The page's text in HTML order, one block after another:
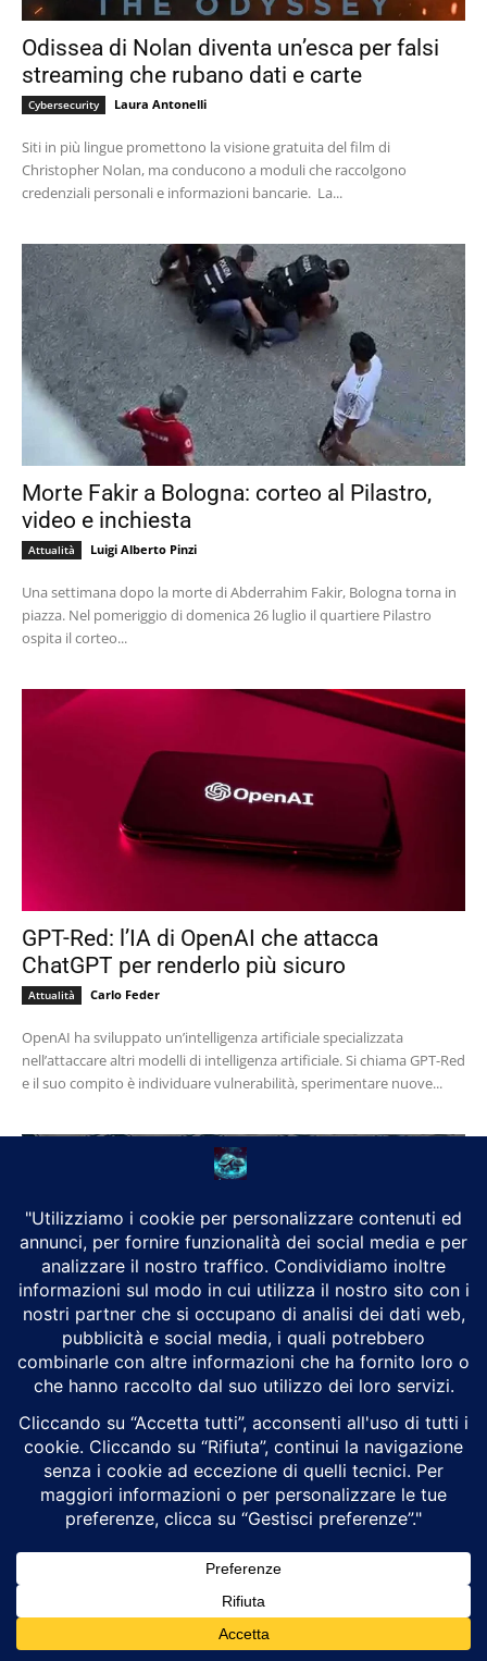
Odissea di Nolan diventa un’esca per falsi
streaming che rubano dati e carte
Cybersecurity Laura Antonelli
Siti in più lingue promettono la visione gratuita del film di
Christopher Nolan, ma conducono a moduli che raccolgono
credenziali personali e informazioni bancarie. La...
Morte Fakir a Bologna: corteo al Pilastro,
video e inchiesta
Attualità Luigi Alberto Pinzi
Una settimana dopo la morte di Abderrahim Fakir, Bologna torna in
piazza. Nel pomeriggio di domenica 26 luglio il quartiere Pilastro
ospita il corteo...
GPT-Red: l’IA di OpenAI che attacca
ChatGPT per renderlo più sicuro
Attualità Carlo Feder
OpenAI ha sviluppato un’intelligenza artificiale specializzata
nell’attaccare altri modelli di intelligenza artificiale. Si chiama GPT-Red
e il suo compito è individuare vulnerabilità, sperimentare nuove...
Vulnerabilità WordPress “wp2shell” trovata
da ChatGpt
Attualità Alex Trizio
Un bug scoperto da un ricercatore (e da un’IA) La vulnerabilità
“wp2shell” nasce dall’indagine di Adam Kues, ricercatore di sicurezza
presso Assetnote / Searchlight Cyber,...